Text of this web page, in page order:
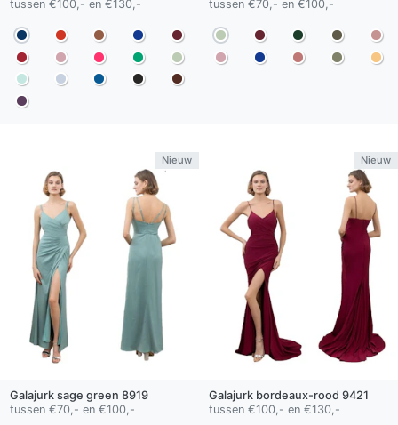
tussen €100,- en €130,-
tussen €70,- en €100,-
Nieuw
Galajurk sage green 8919
tussen €70,- en €100,-
Nieuw
Galajurk bordeaux-rood 9421
tussen €100,- en €130,-